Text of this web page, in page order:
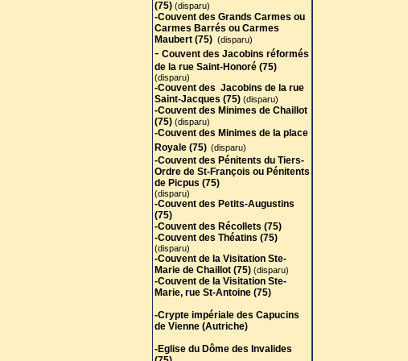
(75) (disparu)
-Couvent des Grands Carmes ou
Carmes Barrés ou Carmes
Maubert (75) (disparu)
- Couvent des Jacobins réformés
de la rue Saint-Honoré (75)
(disparu)
-Couvent des Jacobins de la rue
Saint-Jacques (75) (disparu)
-Couvent des Minimes de Chaillot
(75) (disparu)
-Couvent des Minimes de la place
Royale (75) (disparu)
-Couvent des Pénitents du Tiers-
Ordre de St-François ou Pénitents
de Picpus (75)
(disparu)
-Couvent des Petits-Augustins
(75)
-Couvent des Récollets (75)
-Couvent des Théatins (75)
(disparu)
-Couvent de la Visitation Ste-
Marie de Chaillot (75)(disparu)
-Couvent de la Visitation Ste-
Marie, rue St-Antoine (75)
-Crypte impériale des Capucins
de Vienne (Autriche)
-Eglise du Dôme des Invalides